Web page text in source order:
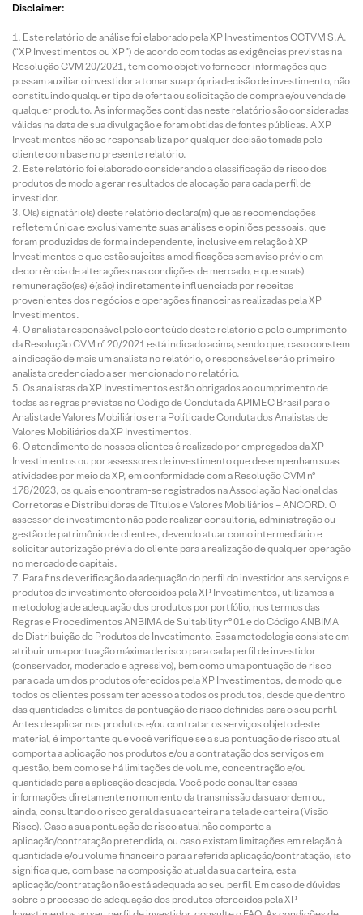
Disclaimer:
Este relatório de análise foi elaborado pela XP Investimentos CCTVM S.A.
(“XP Investimentos ou XP”) de acordo com todas as exigências previstas na
Resolução CVM 20/2021, tem como objetivo fornecer informações que
possam auxiliar o investidor a tomar sua própria decisão de investimento, não
constituindo qualquer tipo de oferta ou solicitação de compra e/ou venda de
qualquer produto. As informações contidas neste relatório são consideradas
válidas na data de sua divulgação e foram obtidas de fontes públicas. A XP
Investimentos não se responsabiliza por qualquer decisão tomada pelo
cliente com base no presente relatório.
Este relatório foi elaborado considerando a classificação de risco dos
produtos de modo a gerar resultados de alocação para cada perfil de
investidor.
O(s) signatário(s) deste relatório declara(m) que as recomendações
refletem única e exclusivamente suas análises e opiniões pessoais, que
foram produzidas de forma independente, inclusive em relação à XP
Investimentos e que estão sujeitas a modificações sem aviso prévio em
decorrência de alterações nas condições de mercado, e que sua(s)
remuneração(es) é(são) indiretamente influenciada por receitas
provenientes dos negócios e operações financeiras realizadas pela XP
Investimentos.
O analista responsável pelo conteúdo deste relatório e pelo cumprimento
da Resolução CVM nº 20/2021 está indicado acima, sendo que, caso constem
a indicação de mais um analista no relatório, o responsável será o primeiro
analista credenciado a ser mencionado no relatório.
Os analistas da XP Investimentos estão obrigados ao cumprimento de
todas as regras previstas no Código de Conduta da APIMEC Brasil para o
Analista de Valores Mobiliários e na Política de Conduta dos Analistas de
Valores Mobiliários da XP Investimentos.
O atendimento de nossos clientes é realizado por empregados da XP
Investimentos ou por assessores de investimento que desempenham suas
atividades por meio da XP, em conformidade com a Resolução CVM nº
178/2023, os quais encontram-se registrados na Associação Nacional das
Corretoras e Distribuidoras de Títulos e Valores Mobiliários – ANCORD. O
assessor de investimento não pode realizar consultoria, administração ou
gestão de patrimônio de clientes, devendo atuar como intermediário e
solicitar autorização prévia do cliente para a realização de qualquer operação
no mercado de capitais.
Para fins de verificação da adequação do perfil do investidor aos serviços e
produtos de investimento oferecidos pela XP Investimentos, utilizamos a
metodologia de adequação dos produtos por portfólio, nos termos das
Regras e Procedimentos ANBIMA de Suitability nº 01 e do Código ANBIMA
de Distribuição de Produtos de Investimento. Essa metodologia consiste em
atribuir uma pontuação máxima de risco para cada perfil de investidor
(conservador, moderado e agressivo), bem como uma pontuação de risco
para cada um dos produtos oferecidos pela XP Investimentos, de modo que
todos os clientes possam ter acesso a todos os produtos, desde que dentro
das quantidades e limites da pontuação de risco definidas para o seu perfil.
Antes de aplicar nos produtos e/ou contratar os serviços objeto deste
material, é importante que você verifique se a sua pontuação de risco atual
comporta a aplicação nos produtos e/ou a contratação dos serviços em
questão, bem como se há limitações de volume, concentração e/ou
quantidade para a aplicação desejada. Você pode consultar essas
informações diretamente no momento da transmissão da sua ordem ou,
ainda, consultando o risco geral da sua carteira na tela de carteira (Visão
Risco). Caso a sua pontuação de risco atual não comporte a
aplicação/contratação pretendida, ou caso existam limitações em relação à
quantidade e/ou volume financeiro para a referida aplicação/contratação, isto
significa que, com base na composição atual da sua carteira, esta
aplicação/contratação não está adequada ao seu perfil. Em caso de dúvidas
sobre o processo de adequação dos produtos oferecidos pela XP